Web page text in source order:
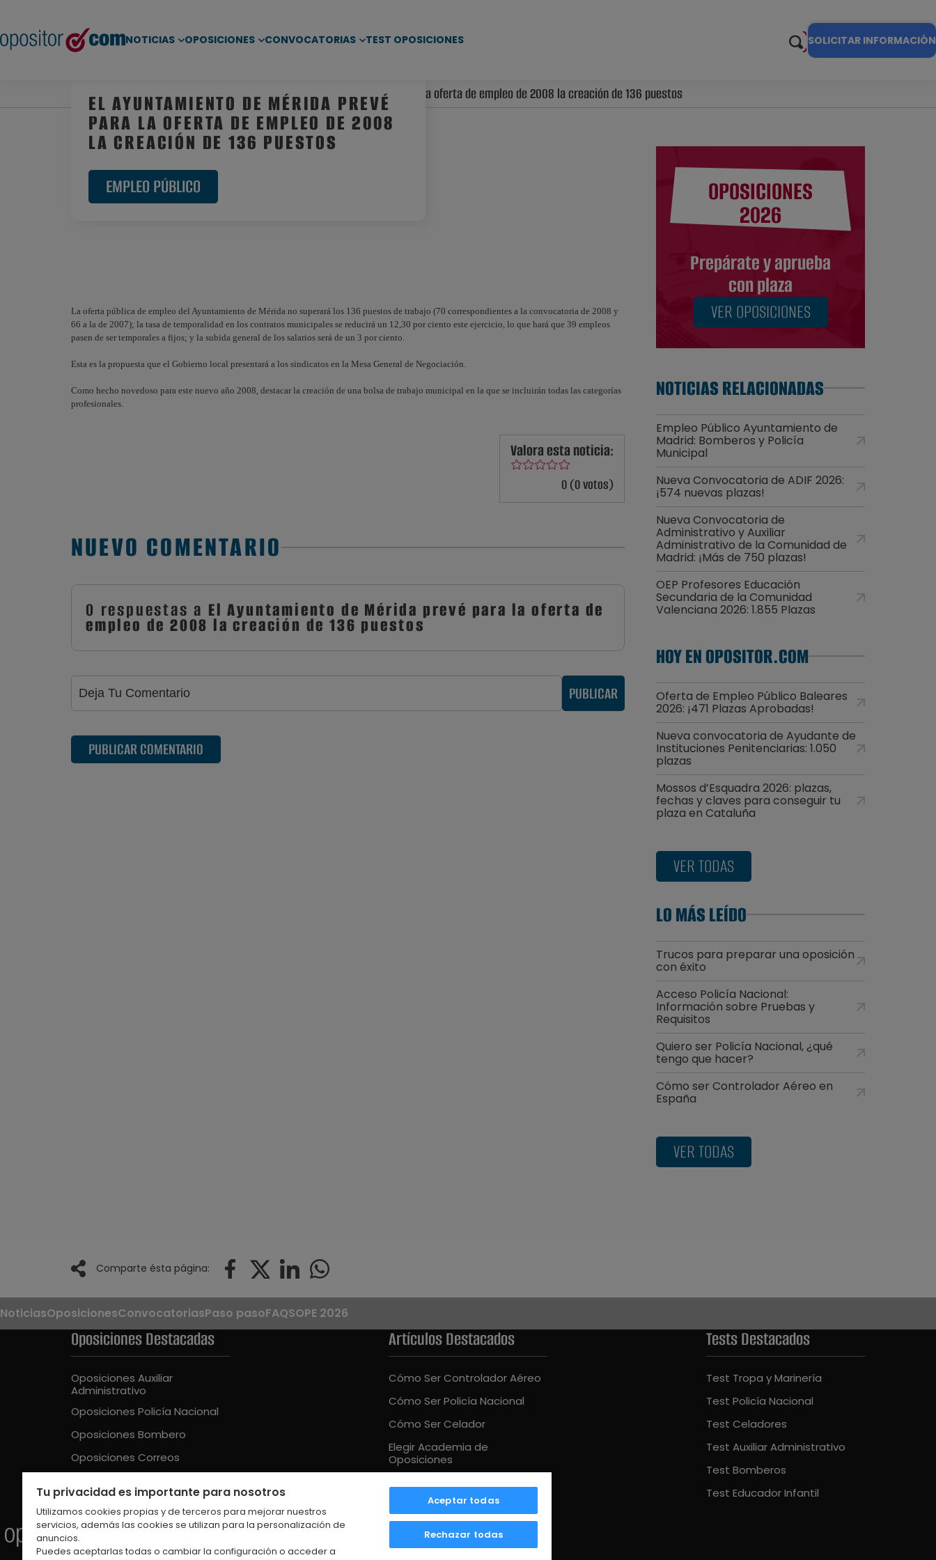
NOTICIAS OPOSICIONES CONVOCATORIAS TEST OPOSICIONES SOLICITAR INFORMACIÓN
Inicio/ Noticias/Empleo Público/ El Ayuntamiento de Mérida prevé para la oferta de empleo de 2008 la creación de 136 puestos
EL AYUNTAMIENTO DE MÉRIDA PREVÉ
PARA LA OFERTA DE EMPLEO DE 2008
LA CREACIÓN DE 136 PUESTOS
EMPLEO PÚBLICO
La oferta pública de empleo del Ayuntamiento de Mérida no superará los 136 puestos de trabajo (70 correspondientes a la convocatoria de 2008 y
66 a la de 2007); la tasa de temporalidad en los contratos municipales se reducirá un 12,30 por ciento este ejercicio, lo que hará que 39 empleos
pasen de ser temporales a fijos; y la subida general de los salarios será de un 3 por ciento.
Esta es la propuesta que el Gobierno local presentará a los sindicatos en la Mesa General de Negociación.
Como hecho novedoso para este nuevo año 2008, destacar la creación de una bolsa de trabajo municipal en la que se incluirán todas las categorías
profesionales.
Valora esta noticia:
0 (0 votos)
NUEVO COMENTARIO
0 respuestas a El Ayuntamiento de Mérida prevé para la oferta de
empleo de 2008 la creación de 136 puestos
PUBLICAR
PUBLICAR COMENTARIO
OPOSICIONES
2026
Prepárate y aprueba
con plaza
VER OPOSICIONES
NOTICIAS RELACIONADAS
Empleo Público Ayuntamiento de
Madrid: Bomberos y Policía
Municipal
Nueva Convocatoria de ADIF 2026:
¡574 nuevas plazas!
Nueva Convocatoria de
Administrativo y Auxiliar
Administrativo de la Comunidad de
Madrid: ¡Más de 750 plazas!
OEP Profesores Educación
Secundaria de la Comunidad
Valenciana 2026: 1.855 Plazas
HOY EN OPOSITOR.COM
Oferta de Empleo Público Baleares
2026: ¡471 Plazas Aprobadas!
Nueva convocatoria de Ayudante de
Instituciones Penitenciarias: 1.050
plazas
Mossos d’Esquadra 2026: plazas,
fechas y claves para conseguir tu
plaza en Cataluña
VER TODAS
LO MÁS LEÍDO
Trucos para preparar una oposición
con éxito
Acceso Policía Nacional:
Información sobre Pruebas y
Requisitos
Quiero ser Policía Nacional, ¿qué
tengo que hacer?
Cómo ser Controlador Aéreo en
España
VER TODAS
Comparte ésta página:
NoticiasOposicionesConvocatoriasPaso pasoFAQSOPE 2026
Oposiciones Destacadas
Oposiciones Auxiliar
Administrativo
Oposiciones Policía Nacional
Oposiciones Bombero
Oposiciones Correos
Oposiciones Educación Intantil
Artículos Destacados
Cómo Ser Controlador Aéreo
Cómo Ser Policía Nacional
Cómo Ser Celador
Elegir Academia de
Oposiciones
Mejor Academia Oposiciones
UE
Tests Destacados
Test Tropa y Marinería
Test Policía Nacional
Test Celadores
Test Auxiliar Administrativo
Test Bomberos
Test Educador Infantil
Tu privacidad es importante para nosotros
Utilizamos cookies propias y de terceros para mejorar nuestros
servicios, además las cookies se utilizan para la personalización de
anuncios.
Puedes aceptarlas todas o cambiar la configuración o acceder a
Aceptar todas
Rechazar todas